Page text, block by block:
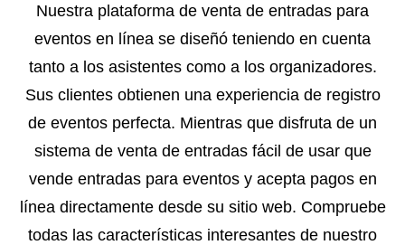
Nuestra plataforma de venta de entradas para
eventos en línea se diseñó teniendo en cuenta
tanto a los asistentes como a los organizadores.
Sus clientes obtienen una experiencia de registro
de eventos perfecta. Mientras que disfruta de un
sistema de venta de entradas fácil de usar que
vende entradas para eventos y acepta pagos en
línea directamente desde su sitio web. Compruebe
todas las características interesantes de nuestro